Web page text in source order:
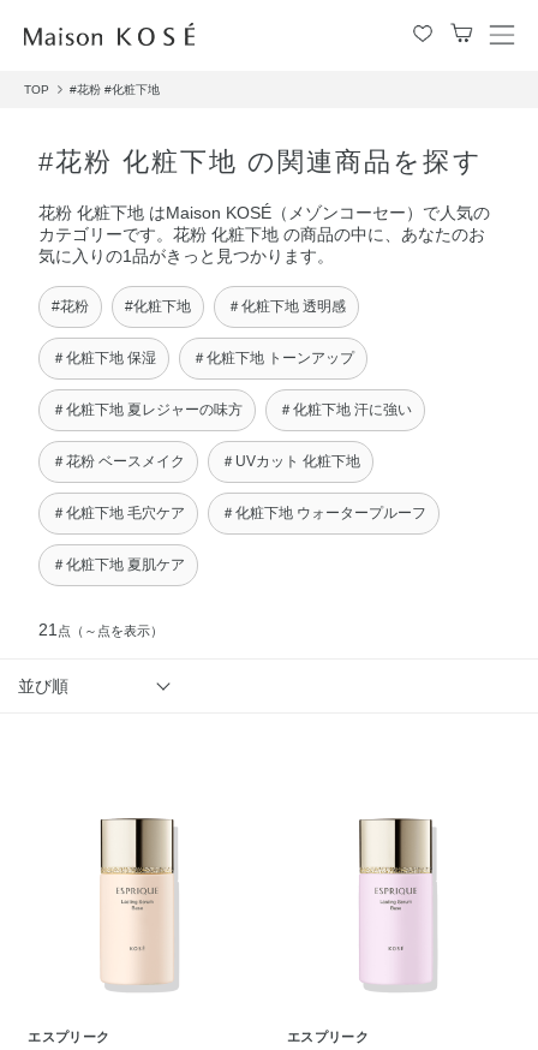
メ
TOP #花粉 #化粧下地
#花粉 化粧下地 の関連商品を探す
花粉 化粧下地 はMaison KOSÉ（メゾンコーセー）で人気の
カテゴリーです。花粉 化粧下地 の商品の中に、あなたのお
気に入りの1品がきっと見つかります。
#花粉 #化粧下地 ＃化粧下地 透明感
＃化粧下地 保湿 ＃化粧下地 トーンアップ
＃化粧下地 夏レジャーの味方 ＃化粧下地 汗に強い
＃花粉 ベースメイク ＃UVカット 化粧下地
＃化粧下地 毛穴ケア ＃化粧下地 ウォータープルーフ
＃化粧下地 夏肌ケア
21 点 （～点を表示）
並び順
エスプリーク エスプリーク